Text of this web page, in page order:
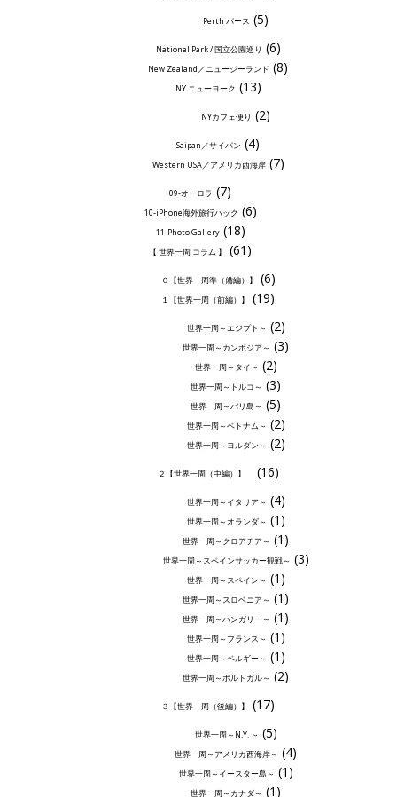
Perth パース (5)
National Park / 国立公園巡り (6)
New Zealand／ニュージーランド (8)
NY ニューヨーク (13)
NYカフェ便り (2)
Saipan／サイパン (4)
Western USA／アメリカ西海岸(7)
09-オーロラ (7)
10-iPhone海外旅行ハック (6)
11-Photo Gallery(18)
【 世界一周 コラム 】 (61)
０【世界一周準（備編）】 (6)
１【世界一周（前編）】 (19)
世界一周～エジプト～ (2)
世界一周～カンボジア～ (3)
世界一周～タイ～ (2)
世界一周～トルコ～ (3)
世界一周～バリ島～ (5)
世界一周～ベトナム～ (2)
世界一周～ヨルダン～ (2)
２【世界一周（中編）】 (16)
世界一周～イタリア～ (4)
世界一周～オランダ～ (1)
世界一周～クロアチア～ (1)
世界一周～スペインサッカー観戦～ (3)
世界一周～スペイン～ (1)
世界一周～スロベニア～ (1)
世界一周～ハンガリー～ (1)
世界一周～フランス～ (1)
世界一周～ベルギー～ (1)
世界一周～ポルトガル～ (2)
３【世界一周（後編）】 (17)
世界一周～N.Y. ～ (5)
世界一周～アメリカ西海岸～ (4)
世界一周～イースター島～ (1)
世界一周～カナダ～ (1)